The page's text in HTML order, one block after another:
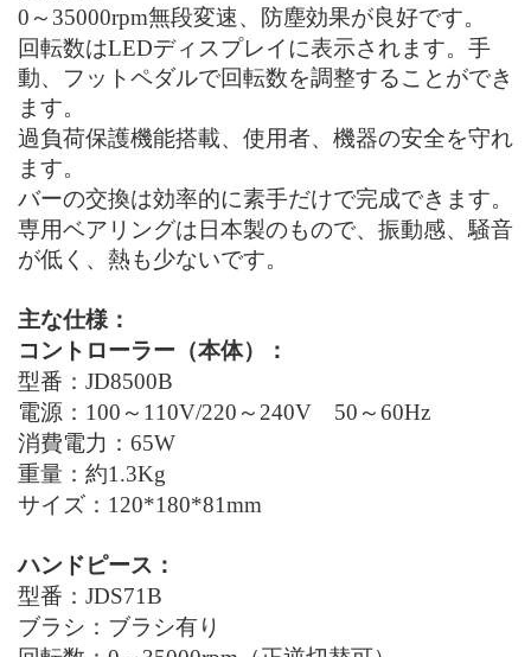
0 ～ 35000rpm無段変速、防塵効果が良好です。
回転数はLEDディスプレイに表示されます。手
動、フットペダルで回転数を調整することができ
ます。
過負荷保護機能搭載、使用者、機器の安全を守れ
ます。
バーの交換は効率的に素手だけで完成できます。
専用ベアリングは日本製のもので、振動感、騒音
が低く、熱も少ないです。
主な仕様：
コントローラー（本体）：
型番：JD8500B
電源： 100 ～110V/220 ～240V 50～60Hz
消費電力： 65W
重量：約1 .3Kg
サイズ： 120*180*81mm
ハンドピース：
型番： JDS71B
ブラシ：ブラシ有り